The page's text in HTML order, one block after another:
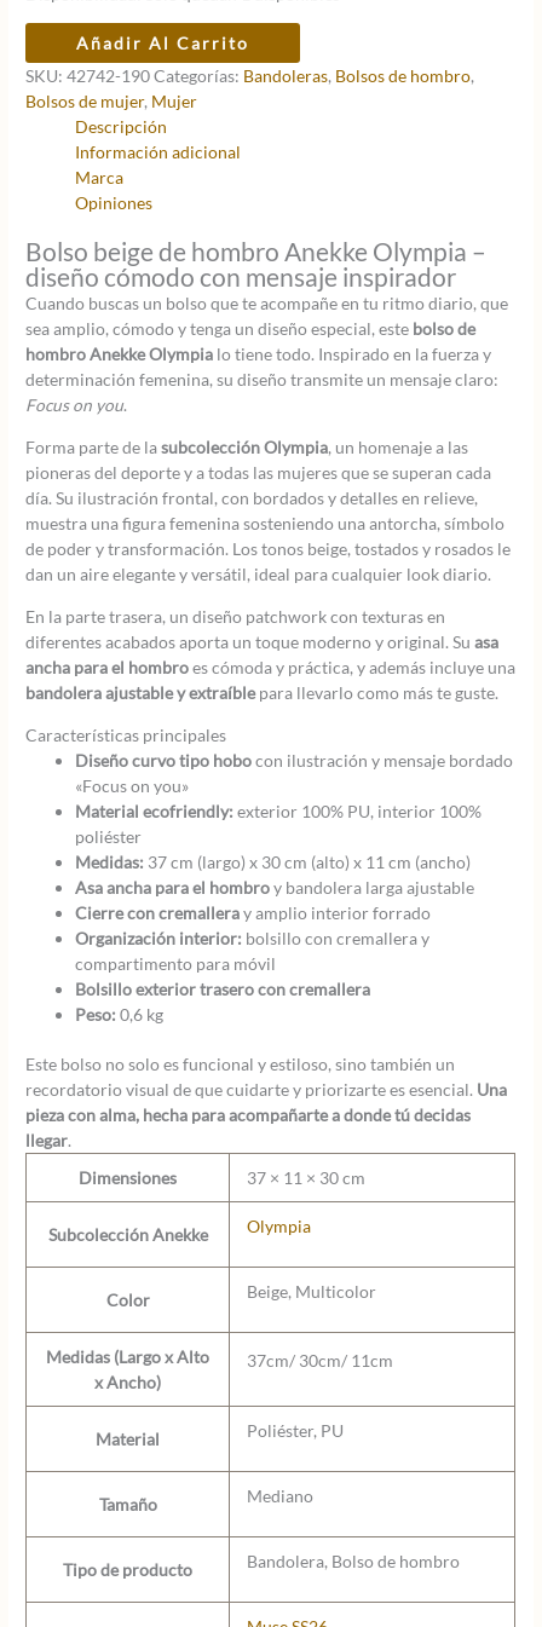
era:
64,95 €.
es:
51,96 €.
de
hombro
Anekke
Olympia
cantidad
Añadir Al Carrito
SKU:42742-190Categorías: Bandoleras, Bolsos de hombro,
Bolsos de mujer, Mujer
Descripción
Información adicional
Marca
Opiniones
Bolso beige de hombro Anekke Olympia –
diseño cómodo con mensaje inspirador
Cuando buscas un bolso que te acompañe en tu ritmo diario, que
sea amplio, cómodo y tenga un diseño especial, este bolso de
hombro Anekke Olympia lo tiene todo. Inspirado en la fuerza y
determinación femenina, su diseño transmite un mensaje claro:
Focus on you.
Forma parte de lasubcolección Olympia, un homenaje a las
pioneras del deporte y a todas las mujeres que se superan cada
día. Su ilustración frontal, con bordados y detalles en relieve,
muestra una figura femenina sosteniendo una antorcha, símbolo
de poder y transformación. Los tonos beige, tostados y rosados le
dan un aire elegante y versátil, ideal para cualquier look diario.
En la parte trasera, un diseño patchwork con texturas en
diferentes acabados aporta un toque moderno y original. Suasa
ancha para el hombroes cómoda y práctica, y además incluye una
bandolera ajustable y extraíblepara llevarlo como más te guste.
Características principales
Diseño curvo tipo hobocon ilustración y mensaje bordado
«Focus on you»
Material ecofriendly: exterior 100% PU, interior 100%
poliéster
Medidas: 37 cm (largo) x 30 cm (alto) x 11 cm (ancho)
Asa ancha para el hombroy bandolera larga ajustable
Cierre con cremalleray amplio interior forrado
Organización interior: bolsillo con cremallera y
compartimento para móvil
Bolsillo exterior trasero con cremallera
Peso: 0,6 kg
Este bolso no solo es funcional y estiloso, sino también un
recordatorio visual de que cuidarte y priorizarte es esencial. Una
pieza con alma, hecha para acompañarte a donde tú decidas
llegar.
Dimensiones
37 × 11 × 30 cm
Subcolección Anekke Olympia
Color Beige, Multicolor
Medidas (Largo x Alto
x Ancho)
37cm/ 30cm/ 11cm
Material Poliéster, PU
Tamaño Mediano
Tipo de producto Bandolera, Bolso de hombro